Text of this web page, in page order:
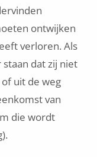
ontwijken
verloren. Als
staan dat zij niet
uit de weg
van
die wordt